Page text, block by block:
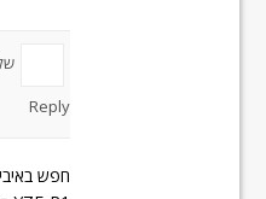
Reply
חפש